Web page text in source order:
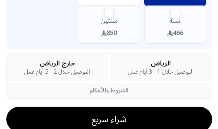
سنة
466
سنتين
850
الرياض
التوصيل خلال 1 - 3 أيام عمل
خارج الرياض
التوصيل خلال 2 - 5 أيام عمل
الشروط والأحكام
شراء سريع